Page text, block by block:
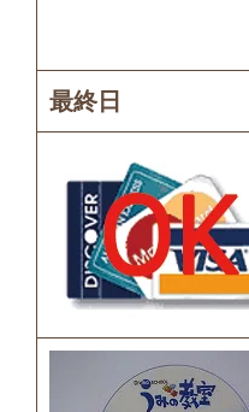
最終日